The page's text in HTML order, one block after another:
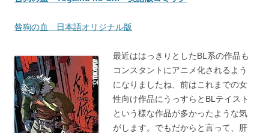
咎狗の血 日本語オリジナル版
最近ははっきりとしたBL系の作品も
コンスタントにアニメ化されるよう
になりましたね、前はこれまでの女
性向け作品にうっすらとBLテイスト
という様な作品が多かったような気
がします。でもだからと言って、肝